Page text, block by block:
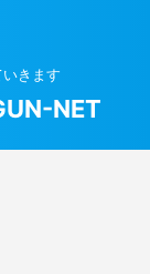
きます
NET